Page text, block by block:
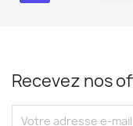
Recevez nos